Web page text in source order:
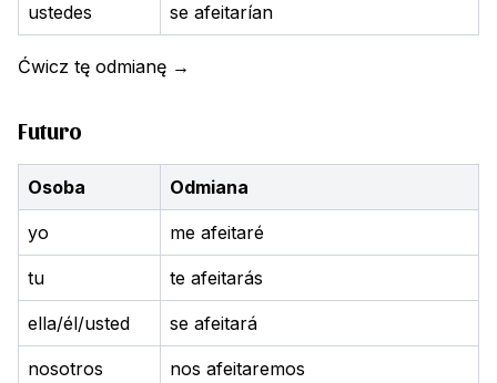
ustedes se afeitarían
Ćwicz tę odmianę →
Futuro
Osoba Odmiana
yo me afeitaré
tu te afeitarás
ella/él/usted se afeitará
nosotros nos afeitaremos